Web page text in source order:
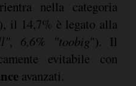
nella categoria
il 14,7% è legato alla
6,6% "toobig"). Il
evitabile con
avanzati.